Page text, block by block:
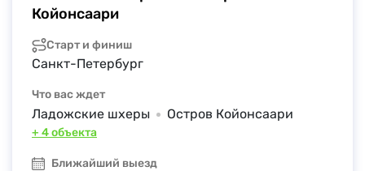
Койонсаари
Старт и финиш
Санкт-Петербург
Что вас ждет
Ладожские шхеры Остров Койонсаари
+ 4 объекта
Ближайший выезд